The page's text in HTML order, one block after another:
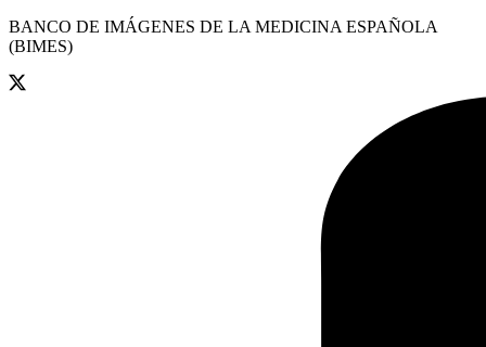
BANCO DE IMÁGENES DE LA MEDICINA ESPAÑOLA
(BIMES)